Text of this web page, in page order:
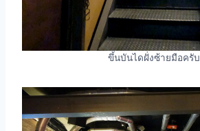
ขึ้นบันไดฝั่งซ้ายมือครับ